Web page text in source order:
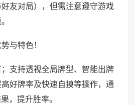
友对局），但需注意遵守游戏
与特色！
支持透视全局牌型、智能出牌
好牌率及快速自摸等操作，通
，提升胜率。